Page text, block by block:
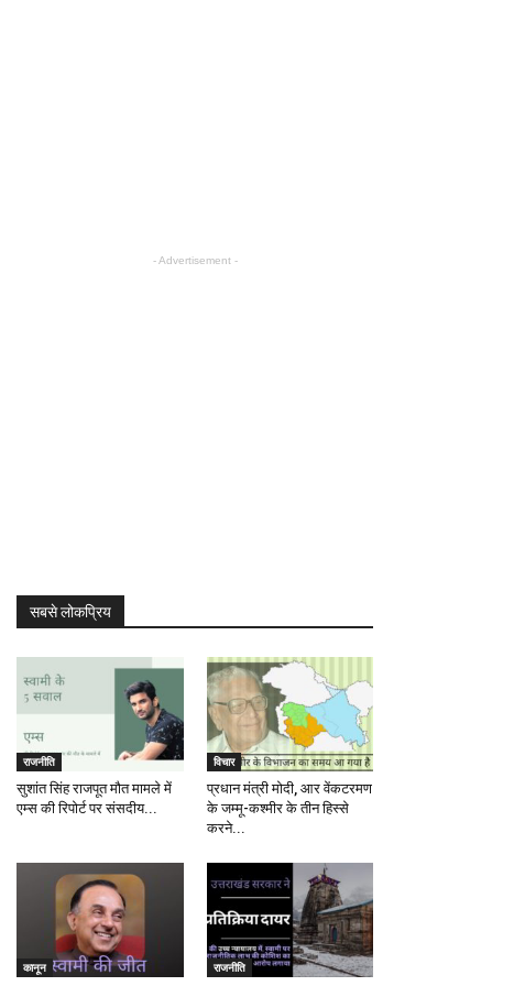
- Advertisement -
सबसे लोकप्रिय
राजनीति
सुशांत सिंह राजपूत मौत मामले में
एम्स की रिपोर्ट पर संसदीय...
विचार
प्रधान मंत्री मोदी, आर वेंकटरमण
के जम्मू-कश्मीर के तीन हिस्से
करने...
कानून राजनीति